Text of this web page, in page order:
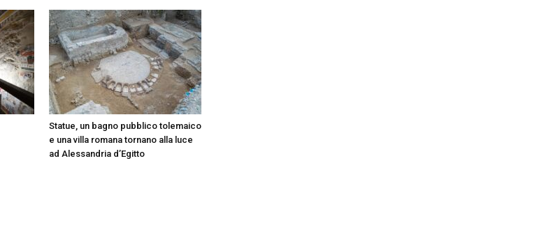
Statue, un bagno pubblico tolemaico
e una villa romana tornano alla luce
ad Alessandria d’Egitto